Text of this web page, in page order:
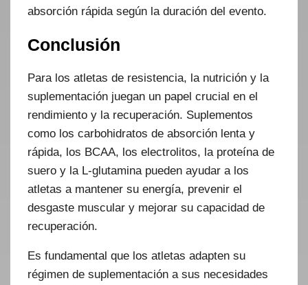
absorción rápida según la duración del evento.
Conclusión
Para los atletas de resistencia, la nutrición y la
suplementación juegan un papel crucial en el
rendimiento y la recuperación. Suplementos
como los carbohidratos de absorción lenta y
rápida, los BCAA, los electrolitos, la proteína de
suero y la L-glutamina pueden ayudar a los
atletas a mantener su energía, prevenir el
desgaste muscular y mejorar su capacidad de
recuperación.
Es fundamental que los atletas adapten su
régimen de suplementación a sus necesidades